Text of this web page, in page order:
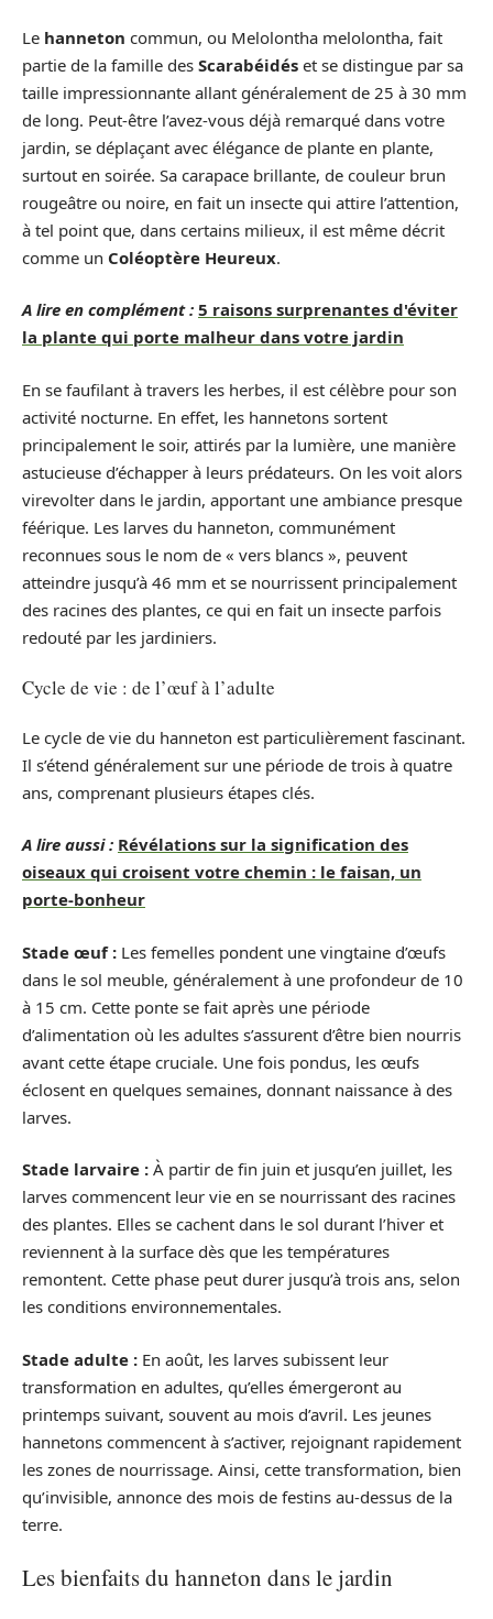
Le hanneton commun, ou Melolontha melolontha, fait
partie de la famille des Scarabéidés et se distingue par sa
taille impressionnante allant généralement de 25 à 30 mm
de long. Peut-être l’avez-vous déjà remarqué dans votre
jardin, se déplaçant avec élégance de plante en plante,
surtout en soirée. Sa carapace brillante, de couleur brun
rougeâtre ou noire, en fait un insecte qui attire l’attention,
à tel point que, dans certains milieux, il est même décrit
comme un Coléoptère Heureux.
A lire en complément : 5 raisons surprenantes d'éviter
la plante qui porte malheur dans votre jardin
En se faufilant à travers les herbes, il est célèbre pour son
activité nocturne. En effet, les hannetons sortent
principalement le soir, attirés par la lumière, une manière
astucieuse d’échapper à leurs prédateurs. On les voit alors
virevolter dans le jardin, apportant une ambiance presque
féérique. Les larves du hanneton, communément
reconnues sous le nom de « vers blancs », peuvent
atteindre jusqu’à 46 mm et se nourrissent principalement
des racines des plantes, ce qui en fait un insecte parfois
redouté par les jardiniers.
Cycle de vie : de l’œuf à l’adulte
Le cycle de vie du hanneton est particulièrement fascinant.
Il s’étend généralement sur une période de trois à quatre
ans, comprenant plusieurs étapes clés.
A lire aussi : Révélations sur la signification des
oiseaux qui croisent votre chemin : le faisan, un
porte-bonheur
Stade œuf : Les femelles pondent une vingtaine d’œufs
dans le sol meuble, généralement à une profondeur de 10
à 15 cm. Cette ponte se fait après une période
d’alimentation où les adultes s’assurent d’être bien nourris
avant cette étape cruciale. Une fois pondus, les œufs
éclosent en quelques semaines, donnant naissance à des
larves.
Stade larvaire : À partir de fin juin et jusqu’en juillet, les
larves commencent leur vie en se nourrissant des racines
des plantes. Elles se cachent dans le sol durant l’hiver et
reviennent à la surface dès que les températures
remontent. Cette phase peut durer jusqu’à trois ans, selon
les conditions environnementales.
Stade adulte : En août, les larves subissent leur
transformation en adultes, qu’elles émergeront au
printemps suivant, souvent au mois d’avril. Les jeunes
hannetons commencent à s’activer, rejoignant rapidement
les zones de nourrissage. Ainsi, cette transformation, bien
qu’invisible, annonce des mois de festins au-dessus de la
terre.
Les bienfaits du hanneton dans le jardin